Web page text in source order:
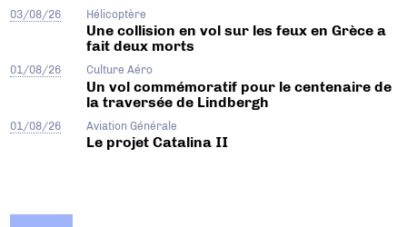
03/08/26 Hélicoptère
Une collision en vol sur les feux en Grèce a
fait deux morts
01/08/26 Culture Aéro
Un vol commémoratif pour le centenaire de
la traversée de Lindbergh
01/08/26 Aviation Générale
Le projet Catalina II